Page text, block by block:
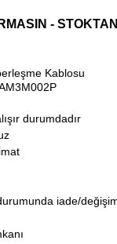
-
Kablosu
durumdadır
iade/